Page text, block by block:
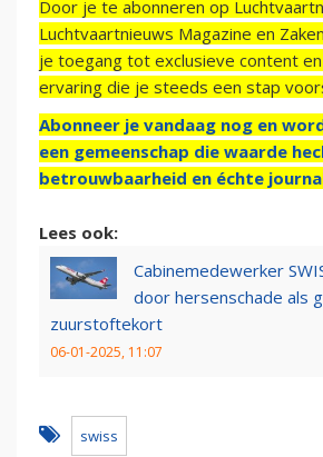
Door je te abonneren op
Luchtvaartnieuws Magazine en
je toegang tot exclusieve content
ervaring die je steeds een stap
Abonneer je vandaag nog en
een gemeenschap die waarde
betrouwbaarheid en échte
Lees ook:
Cabinemedewerker
door hersenschade als
zuurstoftekort
06-01-2025, 11:07
swiss